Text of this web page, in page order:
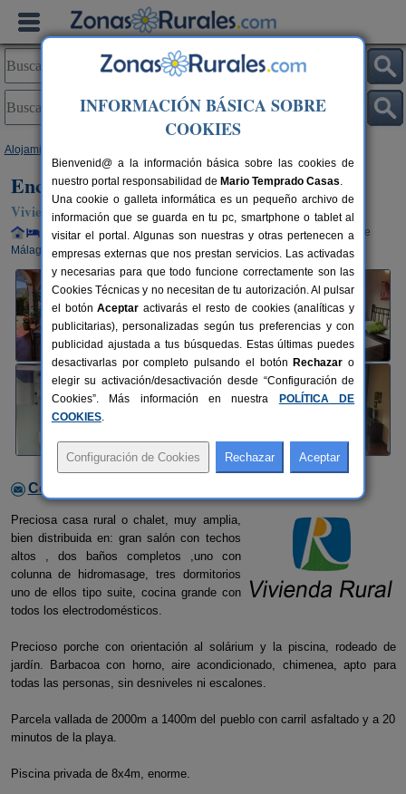
Alojamientos
Encanto Rural
Vivienda turística en Riogordo (Málaga)
Alquiler completo y por habitaciones 4-7+3 plazas
40 km de
Málaga
Contactar con el alojamiento
Preciosa casa rural o chalet, muy amplia,
bien distribuida en: gran salón con techos
altos , dos baños completos ,uno con
colunna de hidromasage, tres dormitorios
uno de ellos tipo suite, cocina grande con
todos los electrodomésticos.
Precioso porche con orientación al solárium y la piscina, rodeado de
jardín. Barbacoa con horno, aire acondicionado, chimenea, apto para
todas las personas, sin desniveles ni escalones.
Parcela vallada de 2000m a 1400m del pueblo con carril asfaltado y a 20
minutos de la playa.
Piscina privada de 8x4m, enorme.
INFORMACIÓN BÁSICA SOBRE
COOKIES
Bienvenid@ a la información básica sobre las cookies de
nuestro portal responsabilidad de Mario Temprado Casas.
Una cookie o galleta informática es un pequeño archivo de
información que se guarda en tu pc, smartphone o tablet al
visitar el portal. Algunas son nuestras y otras pertenecen a
empresas externas que nos prestan servicios. Las activadas
y necesarias para que todo funcione correctamente son las
Cookies Técnicas y no necesitan de tu autorización. Al pulsar
el botónAceptar activarás el resto de cookies (analíticas y
publicitarias), personalizadas según tus preferencias y con
publicidad ajustada a tus búsquedas. Estas últimas puedes
desactivarlas por completo pulsando el botón Rechazar o
elegir su activación/desactivación desde “Configuración de
Cookies”. Más información en nuestra
POLÍTICA DE
COOKIES.